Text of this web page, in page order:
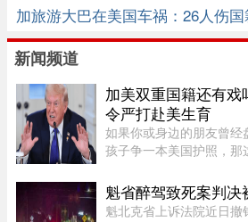
加旅游大巴在美国车祸：26人伤国
新闻频道
加美双重国籍还有
令严打赴美生育
如果你或身边的朋友曾
孩子争一本美国护照，
室签署新行政令，再一
把出生公民权变成了一个
魁省醉驾致死案判
魁北克省上诉法院近日